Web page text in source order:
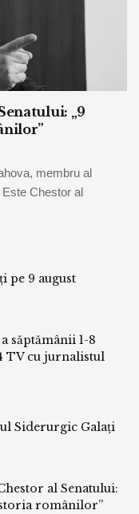
„9
membru al
Chestor al
pe 9 august
săptămânii 1-8
TV cu jurnalistul
Siderurgic Galați
al Senatului:
românilor”